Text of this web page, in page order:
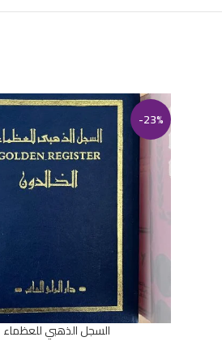
-23%
إضافة إلى السلةالسجل الذهبي للعظماء